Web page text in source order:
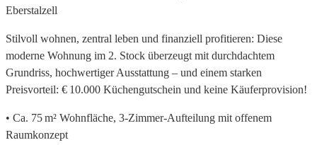
Eberstalzell
Stilvoll wohnen, zentral leben und finanziell profitieren: Diese
moderne Wohnung im 2. Stock überzeugt mit durchdachtem
Grundriss, hochwertiger Ausstattung – und einem starken
Preisvorteil: € 10.000 Küchengutschein und keine Käuferprovision!
• Ca. 75 m² Wohnfläche, 3-Zimmer-Aufteilung mit offenem
Raumkonzept